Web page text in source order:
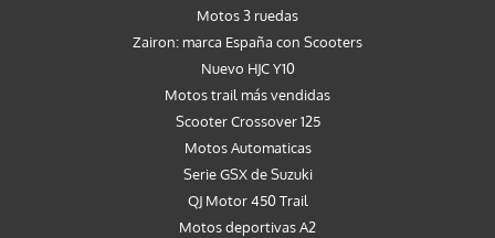
Motos 3 ruedas
Zairon: marca España con Scooters
Nuevo HJC Y10
Motos trail más vendidas
Scooter Crossover 125
Motos Automaticas
Serie GSX de Suzuki
QJ Motor 450 Trail
Motos deportivas A2